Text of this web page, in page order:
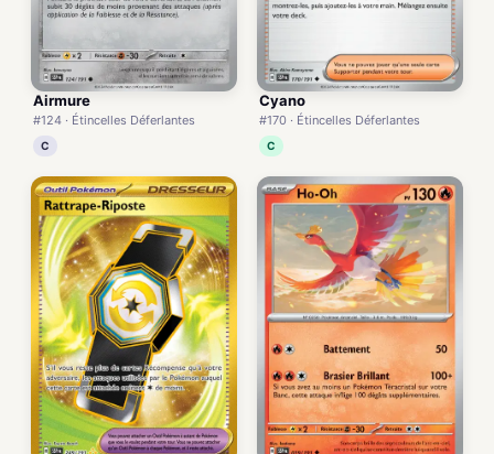
Airmure
#124 · Étincelles Déferlantes
C
Cyano
#170 · Étincelles Déferlantes
C